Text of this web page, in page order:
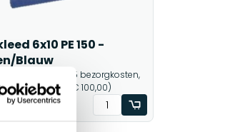
6x10 PE 150 -
Blauw
werkdagen (€ 8,95 bezorgkosten,
levering vanaf € 100,00)
€51,91